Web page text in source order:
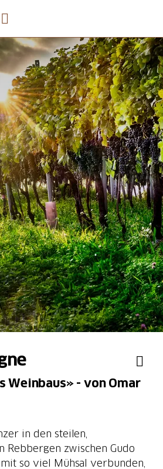
Weinbaus» - von Omar
in den steilen,
Rebbergen zwischen Gudo
so viel Mühsal verbunden,